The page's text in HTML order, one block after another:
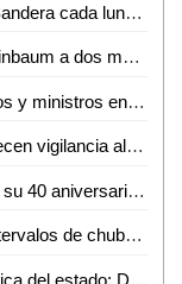
Gobierno Estatal realizará honores a la Bandera cada lunes para fomentar valores patrios
Aprobación de la presidenta Claudia Sheinbaum a dos meses del inicio de su gobierno
Proponen elección de jueces, magistrados y ministros en SLP para 2025
Gobierno del estado y productores fortalecen vigilancia al ganado potosino
Recordarán al Padre Xavier con misa en su 40 aniversario luctuoso
El nuevo frente frío propiciará lluvias e intervalos de chubascos en regiones de San Luis Potosí
Proponen reformas a la constitución política del estado: Dip. Rubén Guajardo Barrera